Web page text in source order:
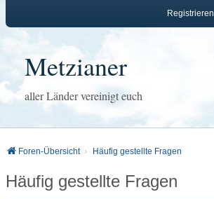
Registrieren
Metzianer
aller Länder vereinigt euch
Foren-Übersicht Häufig gestellte Fragen
Häufig gestellte Fragen